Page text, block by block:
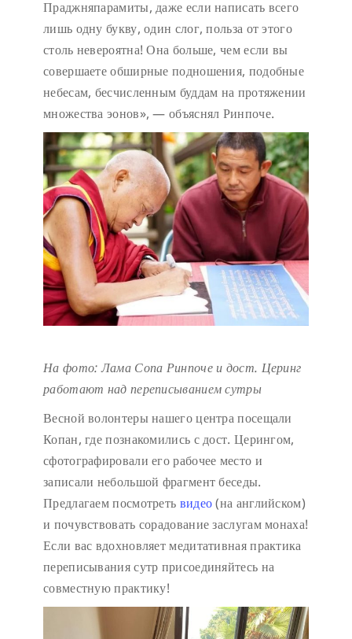
Праджняпарамиты, даже если написать всего
лишь одну букву, один слог, польза от этого
столь невероятна! Она больше, чем если вы
совершаете обширные подношения, подобные
небесам, бесчисленным буддам на протяжении
множества эонов», — объяснял Ринпоче.
На фото: Лама Сопа Ринпоче и дост. Церинг
работают над переписыванием сутры
Весной волонтеры нашего центра посещали
Копан, где познакомились с дост. Церингом,
сфотографировали его рабочее место и
записали небольшой фрагмент беседы.
Предлагаем посмотреть видео(на английском)
и почувствовать сорадование заслугам монаха!
Если вас вдохновляет медитативная практика
переписывания сутр присоединяйтесь на
совместную практику!